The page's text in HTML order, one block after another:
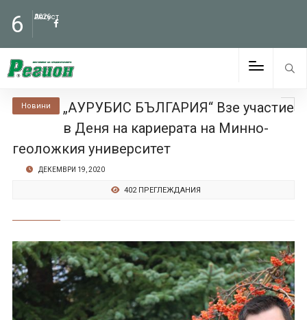
6 Август
2026
Новини
„АУРУБИС БЪЛГАРИЯ“ Взе участие
в Деня на кариерата на Минно-
геоложкия университет
ДЕКЕМВРИ 19, 2020
402 ПРЕГЛЕЖДАНИЯ